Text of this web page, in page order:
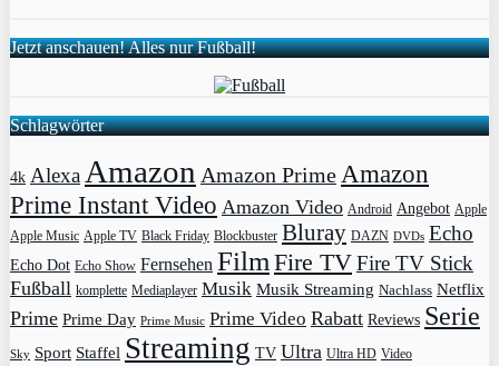
Jetzt anschauen! Alles nur Fußball!
Schlagwörter
4k Alexa Amazon Amazon Prime Amazon
Prime Instant Video Amazon Video Android Angebot Apple
Apple Music Apple TV Black Friday Blockbuster Bluray DAZN DVDs Echo
Echo Dot Echo Show Fernsehen Film Fire TVFire TV Stick
Fußball komplette Mediaplayer Musik Musik Streaming Nachlass Netflix
Prime Prime Day Prime Music Prime Video Rabatt Reviews Serie
Sky Sport Staffel Streaming TV Ultra Ultra HD Video